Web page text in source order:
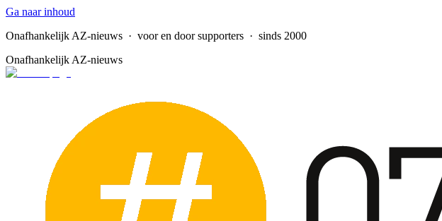
Ga naar inhoud
Onafhankelijk AZ-nieuws · voor en door supporters · sinds 2000
Onafhankelijk AZ-nieuws